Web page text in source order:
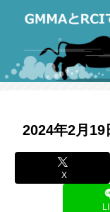
2024年2月19
X